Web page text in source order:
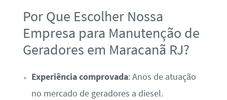
Por Que Escolher Nossa
Empresa para Manutenção de
Geradores em Maracanã RJ?
Experiência comprovada: Anos de atuação
no mercado de geradores a diesel.